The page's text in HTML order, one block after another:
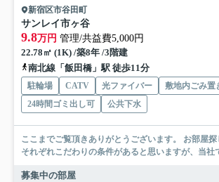
新宿区市谷田町
サンレイ市ヶ谷
9.8万円 管理/共益費5,000円
22.78㎡ (1K) /築8年 /3階建
南北線「飯田橋」駅 徒歩11分
駐輪場 CATV 光ファイバー
敷地内ごみ置
24時間ゴミ出し可
公共下水
ここまでご覧頂きありがとうございます。 お部屋探しの際には、皆さま
それぞれこだわりの条件があると思いますが、当社
募集中の部屋